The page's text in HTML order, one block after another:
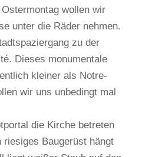
wollen wir
unter die Räder nehmen.
zu der
Dieses monumentale
kleiner als Notre-
wir uns unbedingt mal
die Kirche betreten
Baugerüst hängt